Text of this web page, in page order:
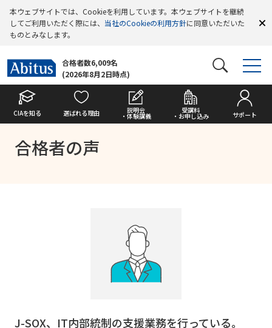
本ウェブサイトでは、Cookieを利用しています。本ウェブサイトを継続
してご利用いただく際には、 当社のCookieの利用方針に同意いただいた
ものとみなします。
合格者数6,009名
(2026年8月2日時点)
CIAを知る 選ばれる理由 説明会
・体験講義
受講料
・お申し込み サポート
合格者の声
J-SOX、IT内部統制の支援業務を行っている。